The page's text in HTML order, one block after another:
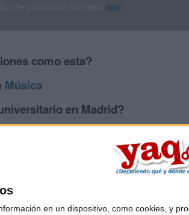
en un dispositivo, como cookies, y
aquí
como esta?
Música
en Madrid?
mayores en Madrid